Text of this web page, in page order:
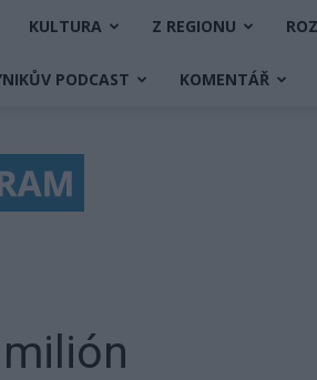
KULTURA Z REGIONU
PODCAST KOMENTÁŘ